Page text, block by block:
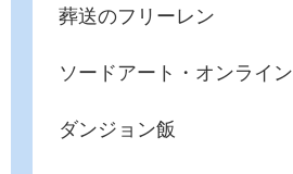
葬送のフリーレン
ソードアート・オンライン
ダンジョン飯